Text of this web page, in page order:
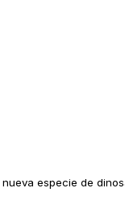
nueva especie de